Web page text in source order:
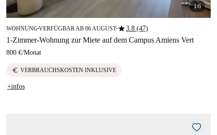
1/6
WOHNUNG■VERFÜGBAR AB 06 AUGUST■star3.8 (47)
1-Zimmer-Wohnung zur Miete auf dem Campus Amiens Vert
800 €/Monat
euro VERBRAUCHSKOSTEN INKLUSIVE
+infos